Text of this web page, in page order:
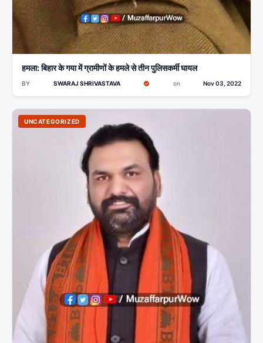
हमला: बिहार के गया में ग्रामीणों के हमले से तीन पुलिसकर्मी घायल
BY SWARAJ SHRIVASTAVA on Nov 03, 2022
UNCATEGORIZED